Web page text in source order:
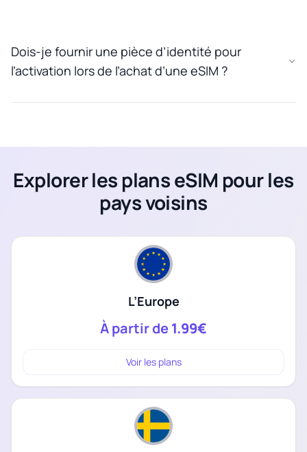
Dois-je fournir une pièce d’identité pour
l’activation lors de l’achat d’une eSIM ?
Explorer les plans eSIM pour les
pays voisins
L’Europe
À partir de1.99€
Voir les plans